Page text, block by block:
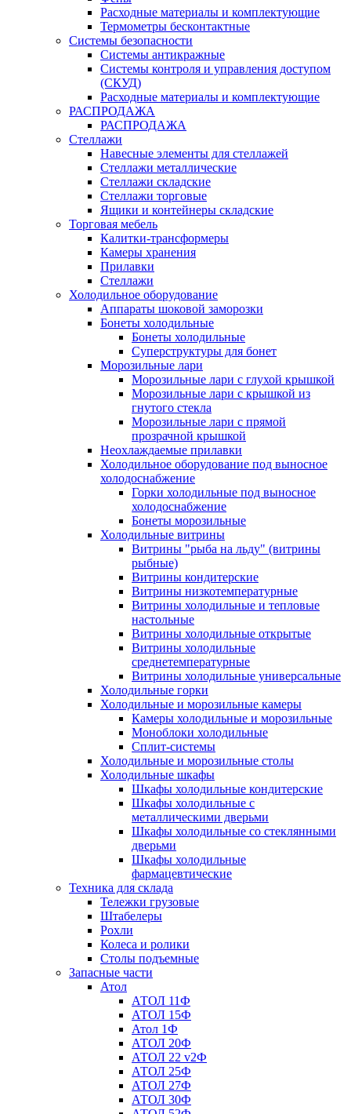
Расходные материалы и комплектующие
Термометры бесконтактные
Системы безопасности
Системы антикражные
Системы контроля и управления доступом
(СКУД)
Расходные материалы и комплектующие
РАСПРОДАЖА
РАСПРОДАЖА
Стеллажи
Навесные элементы для стеллажей
Стеллажи металлические
Стеллажи складские
Стеллажи торговые
Ящики и контейнеры складские
Торговая мебель
Калитки-трансформеры
Камеры хранения
Прилавки
Стеллажи
Холодильное оборудование
Аппараты шоковой заморозки
Бонеты холодильные
Бонеты холодильные
Суперструктуры для бонет
Морозильные лари
Морозильные лари с глухой крышкой
Морозильные лари с крышкой из
гнутого стекла
Морозильные лари с прямой
прозрачной крышкой
Неохлаждаемые прилавки
Холодильное оборудование под выносное
холодоснабжение
Горки холодильные под выносное
холодоснабжение
Бонеты морозильные
Холодильные витрины
Витрины "рыба на льду" (витрины
рыбные)
Витрины кондитерские
Витрины низкотемпературные
Витрины холодильные и тепловые
настольные
Витрины холодильные открытые
Витрины холодильные
среднетемпературные
Витрины холодильные универсальные
Холодильные горки
Холодильные и морозильные камеры
Камеры холодильные и морозильные
Моноблоки холодильные
Сплит-системы
Холодильные и морозильные столы
Холодильные шкафы
Шкафы холодильные кондитерские
Шкафы холодильные с
металлическими дверьми
Шкафы холодильные со стеклянными
дверьми
Шкафы холодильные
фармацевтические
Техника для склада
Тележки грузовые
Штабелеры
Рохли
Колеса и ролики
Столы подъемные
Запасные части
Атол
АТОЛ 11Ф
АТОЛ 15Ф
Атол 1Ф
АТОЛ 20Ф
АТОЛ 22 v2Ф
АТОЛ 25Ф
АТОЛ 27Ф
АТОЛ 30Ф